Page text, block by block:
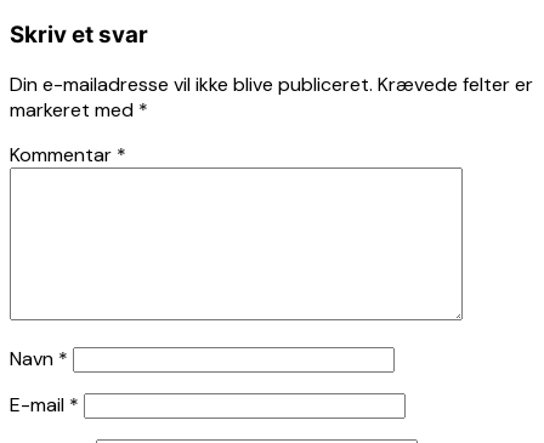
Skriv et svar
Din e-mailadresse vil ikke blive publiceret. Krævede felter er
markeret med *
Kommentar *
Navn *
E-mail *